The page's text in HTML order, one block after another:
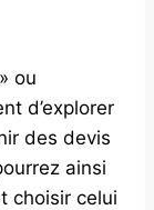
ou
d’explorer
des devis
ainsi
choisir celui